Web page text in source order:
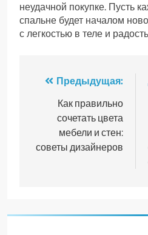
неудачной покупке. Пусть
спальне будет началом
с легкостью в теле и
Навигация
записям
Предыдущая:
Как правильно
сочетать цвета
мебели и стен:
советы дизайнеров